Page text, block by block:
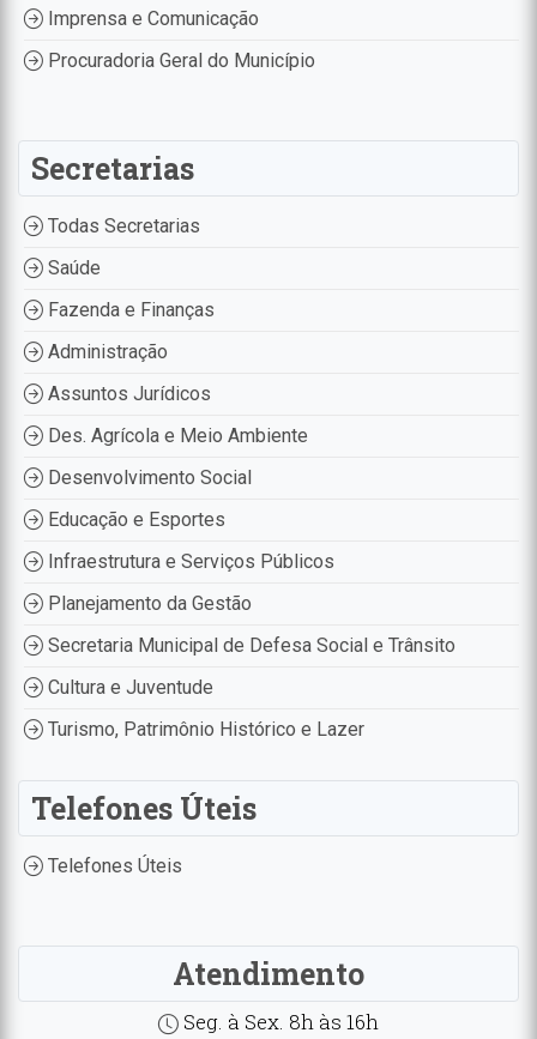
Imprensa e Comunicação
Procuradoria Geral do Município
Secretarias
Todas Secretarias
Saúde
Fazenda e Finanças
Administração
Assuntos Jurídicos
Des. Agrícola e Meio Ambiente
Desenvolvimento Social
Educação e Esportes
Infraestrutura e Serviços Públicos
Planejamento da Gestão
Secretaria Municipal de Defesa Social e Trânsito
Cultura e Juventude
Turismo, Patrimônio Histórico e Lazer
Telefones Úteis
Telefones Úteis
Atendimento
Seg. à Sex. 8h às 16h